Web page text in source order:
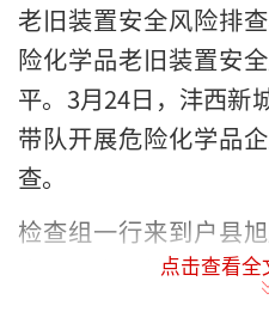
老旧装置安全风险排
险化学品老旧装置安
平。3月24日，沣西新
带队开展危险化学品
查。
检查组一行来到户县
查看了企业储罐、低
点击查看全